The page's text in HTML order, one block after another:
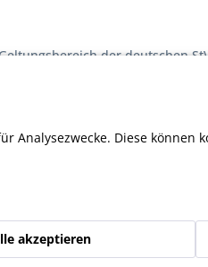
der deutschen
oder für Oldtimer-
des Fahrzeugs ab und
Landesbehörden
Analysezwecke. Diese
akzeptieren